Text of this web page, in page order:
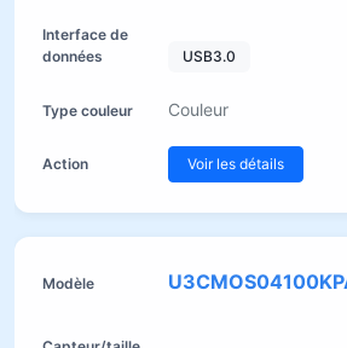
USB3.0
Couleur
Voir les détails